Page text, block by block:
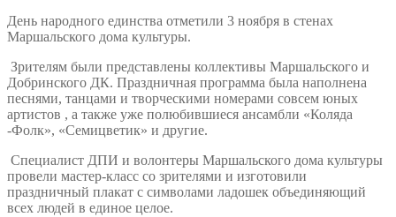
День народного единства отметили 3 ноября в стенах
Маршальского дома культуры.
Зрителям были представлены коллективы Маршальского и
Добринского ДК. Праздничная программа была наполнена
песнями, танцами и творческими номерами совсем юных
артистов , а также уже полюбившиеся ансамбли «Коляда
-Фолк», «Семицветик» и другие.
Специалист ДПИ и волонтеры Маршальского дома культуры
провели мастер-класс со зрителями и изготовили
праздничный плакат с символами ладошек объединяющий
всех людей в единое целое.